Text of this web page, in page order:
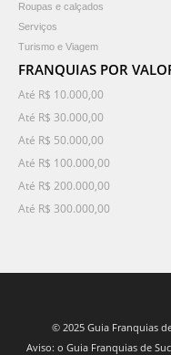
Roupas e calçados
Serviços
Turismo e Viagem
FRANQUIAS POR
Até R$ 10.000,00
Até R$ 30.000,00
Até R$ 50.000,00
Até R$ 100.000,00
Até R$ 200.000,00
Até R$ 300.000,00
© 2025 Guia Franquias
Aviso: o Guia Franquias de